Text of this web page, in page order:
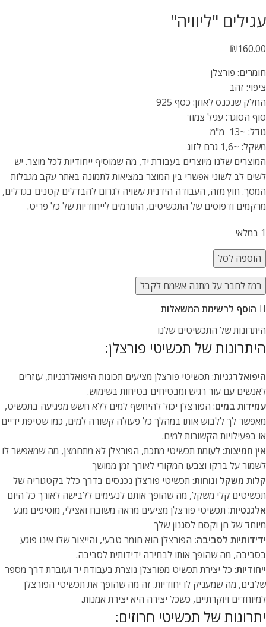
עגילים "ליוויה"
₪160.00
חומרים: פורצלן
ציפוי: זהב
החלק שנכנס לאוזן: כסף 925
סוף הסוגר: עגיל צמוד
גודל: ~13 מ"מ
משקל: ~1,6 גרם לזוג
המוצרים שלנו מיוצרים בעבודת יד, מה שמוסיף ייחודיות לכל מוצר. יש
לשים לב לשוני אפשרי בין המוצר במציאות לתמונה באתר עקב מגבלות
המסך. חוץ מזה, העבודה הידנית עשויה לגרום להבדלים קטנים בגדלים,
מרקמים ודפוסים של התכשיטים, התורמים לייחודיות של כל פריט.
1 במלאי
הוספה לסל
רמז לחבר על מתנה אשמח לקבל
הוסף לרשימת המשאלות
היתרונות של התכשיטים שלנו
היתרונות של תכשיטי פורצלן:
היפואלרגניות: תכשיטי פורצלן מציעים תכונות היפואלרגניות, עוזרים
לאנשים עם עור רגיש ומבטיחים בטיחות בשימוש.
עמידות במים: הפורצלן יכול להיחשף למים ללא חשש מפגיעה בתכשיט,
מאפשר לך ללבוש אותו במהלך כל פעולה קשורה למים, כמו שטיפת ידיים
או בפעילויות הקשורות למים.
אין חמיצות: לעומת תכשיטי מתכת, הפורצלן לא מתחמצן, מה שמאפשר לו
לשמור על ברקו וצבעו המקורי לאורך זמן ממושך
קלות משקל ונוחות: תכשיטי פורצלן נכנסים בדרך כלל בקטגוריה של
תכשיטים קלי משקל, מה שהופך אותם לנעימים ללבישה לאורך כל היום
אלגנטיות: תכשיטי פורצלן מציעים מראה משובח ואצילי, מוסיפים מגע
מיוחד של חן וקסם לסגנון שלך
ידידותיות לסביבה: הפורצלן הוא חומר טבעי, והייצור שלו אינו פוגע
בסביבה, מה שהופך אותו לבחירה ידידותית לסביבה.
ייחודיות: כל יצירת תכשיט מפורצלן נוצרת בעבודת יד ועוברת דרך מספר
שלבים, מה שמעניק לו יחודיות. זה מה שהופך את תכשיטי הפורצלן
למיוחדים ויוקרתיים, כשכל יצירה היא יצירת אמנות.
יתרונות של תכשיטי חרוזים: